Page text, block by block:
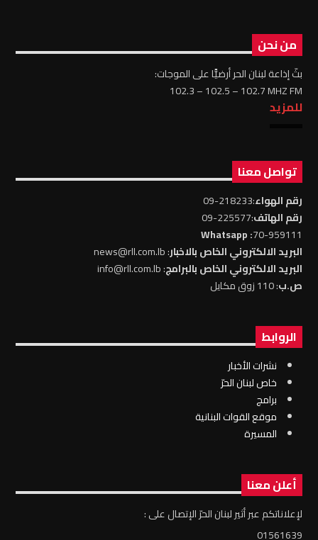
من نحن
بثّ إذاعة لبنان الحر أرضيًّا على الموجات:
102.3 – 102.5 – 102.7 MHZ FM
للمزيد
تواصل معنا
رقم الهواء:218233-09
رقم الهاتف:225577-09
70-959111
: Whatsapp
البريد الالكتروني الخاص بالاخبار: news@rll.com.lb
البريد الالكتروني الخاص بالبرامج: info@rll.com.lb
ص.ب: 110 زوق مكايل
الروابط
نشرات الأخبار
خاص لبنان الحرّ
برامج
موقع القوات البنانية
المسيرة
أعلن معنا
لإعلاناتكم عبر أثير لبنان الحرّ الإتصال على :
01561639